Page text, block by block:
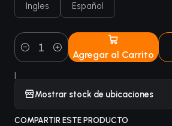
Ingles Español
Cantidad Agregar al Carrito
|
Mostrar stock de ubicaciones
COMPARTIR ESTE PRODUCTO